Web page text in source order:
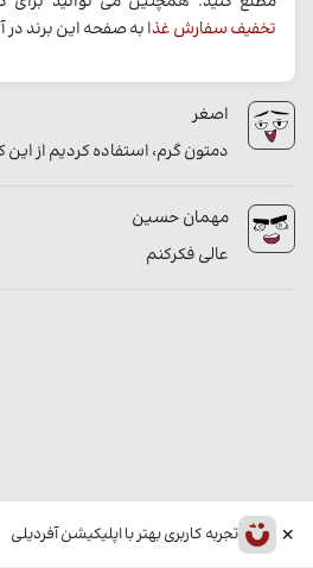
× تجربه کاربری بهتر با اپلیکیشن آفردیلی
تخفیف سفارش غذابه صفحه این برند در
اصغر
دمتون گرم، استفاده کردیم از
مهمان حسین
عالی فکرکنم